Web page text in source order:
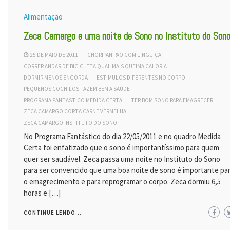
Alimentação
Zeca Camargo e uma noite de Sono no Instituto do Sono
25 DE MAIO DE 2011
CHORIPAN PAO COM LINGUIÇA
CORRER ANDAR DE BICICLETA QUAL MAIS QUEIMA CALORIA
DORMIR MENOS ENGORDA
ESTIMULOS DIFERENTES NO CORPO
PEQUENOS COCHILOS FAZEM BEM A SAÚDE
PROGRAMA FANTASTICO MEDIDA CERTA
TER BOM SONO PARA EMAGRECER
ZECA CAMARGO CORTA CARNE VERMELHA
ZECA CAMARGO INSTITUTO DO SONO
No Programa Fantástico do dia 22/05/2011 e no quadro Medida
Certa foi enfatizado que o sono é importantíssimo para quem
quer ser saudável. Zeca passa uma noite no Instituto do Sono
para ser convencido que uma boa noite de sono é importante
o emagrecimento e para reprogramar o corpo. Zeca dormiu 6,5
horas e […]
CONTINUE LENDO...